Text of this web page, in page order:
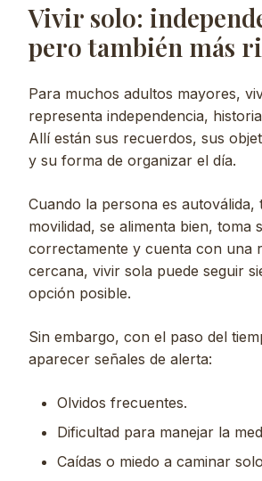
Vivir solo:
pero también más
Para muchos adultos mayores,
representa independencia,
Allí están sus recuerdos, sus
y su forma de organizar el día.
Cuando la persona es autoválida,
movilidad, se alimenta bien, toma
correctamente y cuenta con una
cercana, vivir sola puede seguir
opción posible.
Sin embargo, con el paso del
aparecer señales de alerta:
Olvidos frecuentes.
Dificultad para manejar la
Caídas o miedo a caminar